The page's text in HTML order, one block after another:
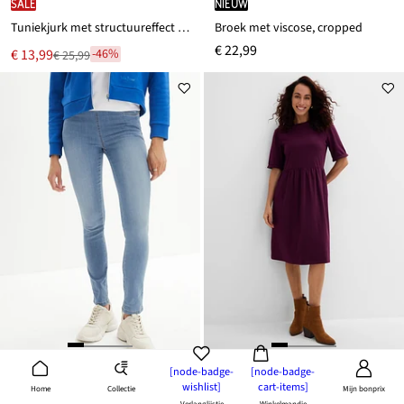
Home Collectie
[node-badge-
wishlist]
[node-badge-
cart-items]
Mijn bonprix
SALE
Tuniekjurk met structuureffect in een soepele viscosemix
Nu
voor
€ 13,99
Van
€ 25,99
€ 25,99-46%
Nieuw
Broek met viscose, cropped
€ 22,99